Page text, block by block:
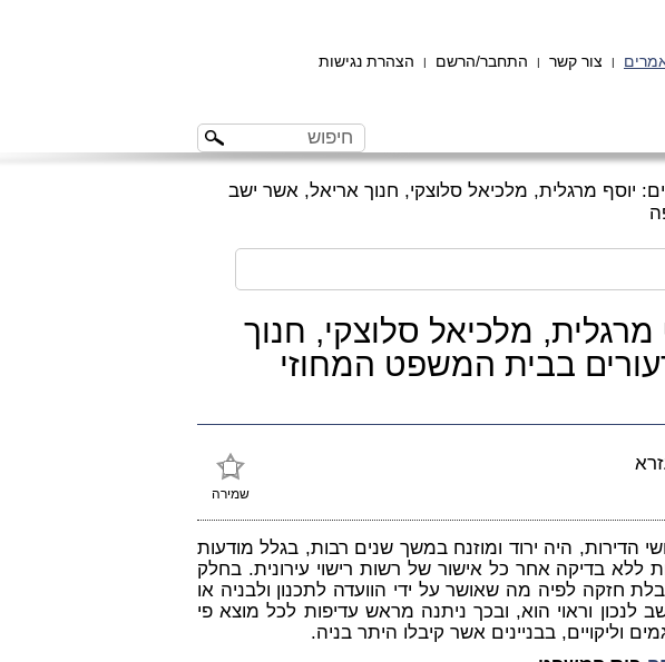
| צור קשר | התחבר/הרשם | הצהרת נגישות
יוסף מרגלית, מלכיאל סלוצקי, חנוך אריאל, אשר ישב
מלכיאל סלוצקי, חנוך
בבית המשפט המחוזי
שמירה
הדירות, היה ירוד ומוזנח במשך שנים רבות, בגלל מודעות
ללא בדיקה אחר כל אישור של רשות רישוי עירונית. בחלק
חזקה לפיה מה שאושר על ידי הוועדה לתכנון ולבניה או
לנכון וראוי הוא, ובכך ניתנה מראש עדיפות לכל מוצא פי
וליקויים, בבניינים אשר קיבלו היתר בניה.